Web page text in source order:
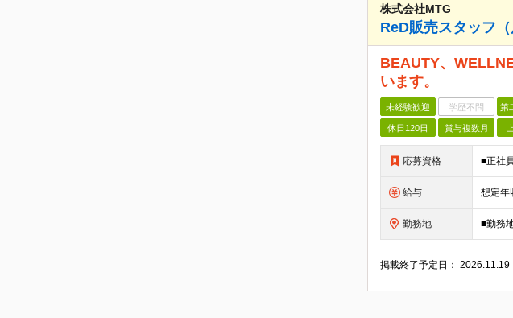
株式会社MTG
ReD販売スタッフ
BEAUTY、
います。
未経験歓迎 学歴不問 第
休日120日 賞与複数月
応募資格 ■正社
給与
勤務地
掲載終了予定日：2026.11.19